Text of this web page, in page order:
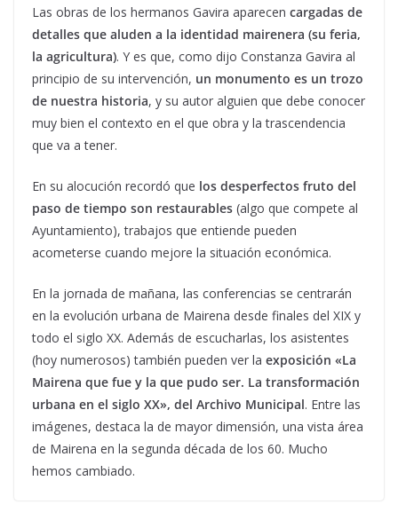
Las obras de los hermanos Gavira aparecen cargadas de
detalles que aluden a la identidad mairenera (su feria,
la agricultura). Y es que, como dijo Constanza Gavira al
principio de su intervención, un monumento es un trozo
de nuestra historia, y su autor alguien que debe conocer
muy bien el contexto en el que obra y la trascendencia
que va a tener.
En su alocución recordó que los desperfectos fruto del
paso de tiempo son restaurables (algo que compete al
Ayuntamiento), trabajos que entiende pueden
acometerse cuando mejore la situación económica.
En la jornada de mañana, las conferencias se centrarán
en la evolución urbana de Mairena desde finales del XIX y
todo el siglo XX. Además de escucharlas, los asistentes
(hoy numerosos) también pueden ver la exposición «La
Mairena que fue y la que pudo ser. La transformación
urbana en el siglo XX», del Archivo Municipal. Entre las
imágenes, destaca la de mayor dimensión, una vista área
de Mairena en la segunda década de los 60. Mucho
hemos cambiado.